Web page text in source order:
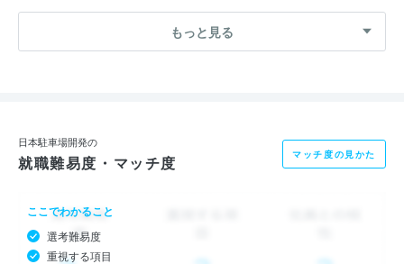
とで、
社会問題である交通渋滞や違法駐車を減らしてきました。
今後、どんな事業を展開するときも、ハッピートライアングルが
ベースにあることは変わりません。
もっと見る
日本駐車場開発の
就職難易度・マッチ度 マッチ度の見かた
ここでわかること
選考難易度
重視する項目